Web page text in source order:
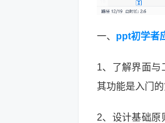
一、 ppt初学者
1、了解界面与
其功能是入门
2、设计基础原